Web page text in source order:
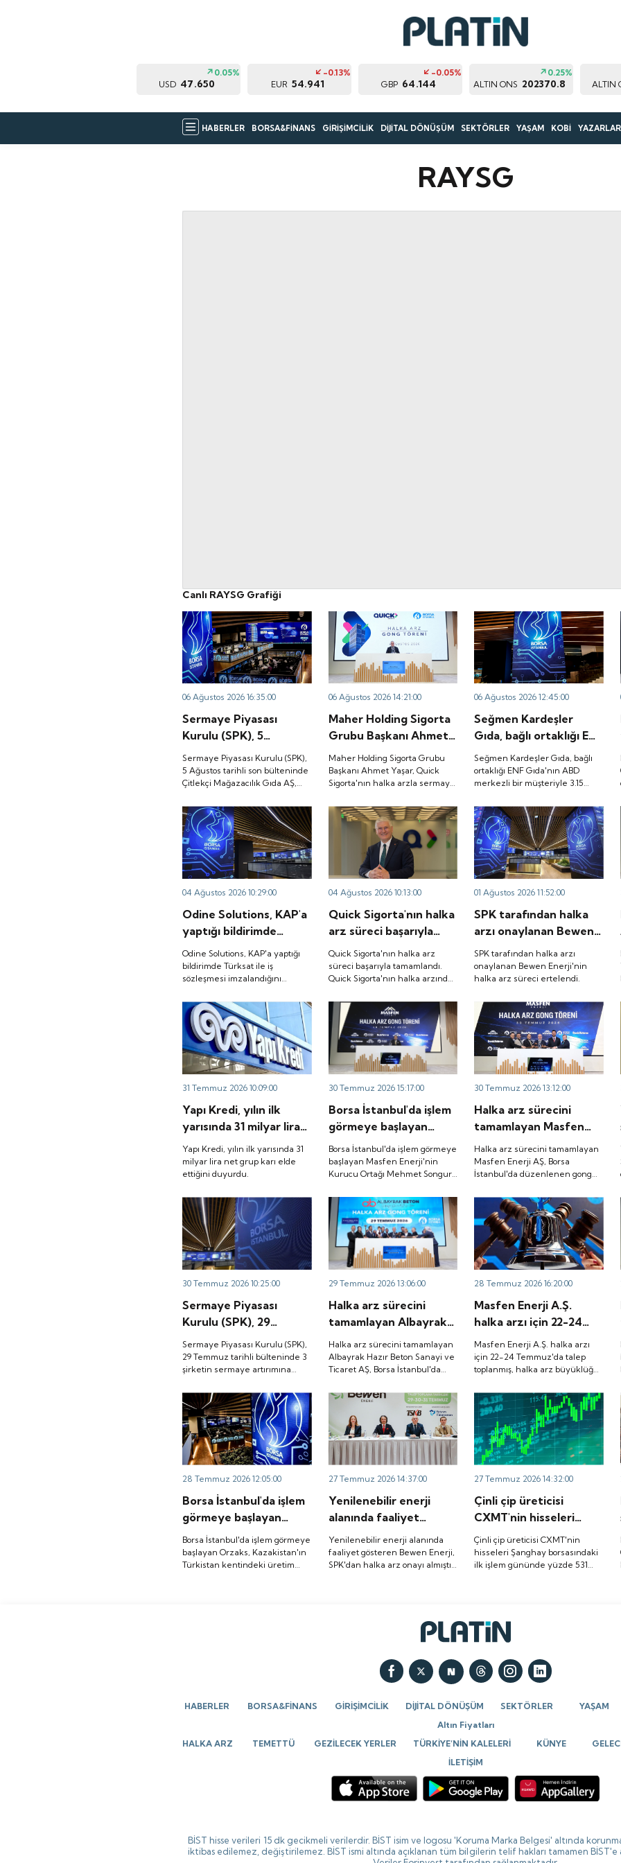
USD 47.650
0.05%
EUR 54.941
-0.13%
GBP 64.144
-0.05%
ALTIN ONS 202370.8
0.25%
ALTIN
HABERLER BORSA&FİNANS GİRİŞİMCİLİK DİJİTAL DÖNÜŞÜM SEKTÖRLER YAŞAM KOBİ YAZARLAR
RAYSG
Canlı RAYSG Grafiği
06 Ağustos 2026 16:35:00
Sermaye Piyasası
Kurulu (SPK), 5
Ağustos tarihli son
bülteninde Çitlekçi
Mağazacılık Gıda AŞ,
Kalıp Plastik Sanayi ve
Ticaret AŞ, Türker
Vangölü Enerji Yatırım
AŞ, Kapeks Kimya
Sanayi AŞ'nin halka
arzlarına onay verdiği
duyurdu.
Sermaye Piyasası Kurulu (SPK),
5 Ağustos tarihli son bülteninde
Çitlekçi Mağazacılık Gıda AŞ,
Plastik Sanayi ve Ticaret AŞ,
Türker Vangölü Enerji Yatırım
AŞ, Kapeks Kimya Sanayi
AŞ'nin halka arzlarına onay
verdiği duyurdu.
06 Ağustos 2026 14:21:00
Maher Holding Sigorta
Grubu Başkanı Ahmet
Yaşar, Quick Sigorta'nın
halka arzla sermaye
yapısını güçlendirmenin
büyüme, şeffaflık,
hesap verebilirlik ve
kurumsal yönetişim
alanlarında yeni bir
döneme girdiğini
belirtti.
Maher Holding Sigorta Grubu
Başkanı Ahmet Yaşar, Quick
Sigorta'nın halka arzla sermaye
sıra sürdürülebilir büyüme,
şeffaflık, hesap verebilirlik ve
kurumsal yönetişim alanlarında
yeni bir döneme girdiğini
06 Ağustos 2026 12:45:00
Seğmen Kardeşler
Gıda, bağlı ortaklığı ENF
Gıda'nın ABD merkezli
bir müşteriyle 3.15
milyon dolarlık ürün
imzaladığını duyurdu.
Seğmen Kardeşler Gıda, bağlı
ortaklığı ENF Gıda'nın ABD
merkezli bir müşteriyle 3.15
sözleşmesi imzaladığını
duyurdu.
04 Ağustos 2026 10:29:00
Odine Solutions, KAP'a
yaptığı bildirimde
Türksat ile iş
sözleşmesi
imzalandığını duyurdu.
Odine Solutions, KAP'a yaptığı
bildirimde Türksat ile iş
sözleşmesi imzalandığını
04 Ağustos 2026 10:13:00
Quick Sigorta'nın halka
arz süreci başarıyla
tamamlandı. Quick
Sigorta'nın halka
arzında bireysel
tutarın yaklaşık 1,31
katı ve yurt içi
kurumsal yatırımcılara
ayrılan tutarın ise 1,07
katı talep geldi. Quick
2026 tarihinde “QUICK”
işlem koduyla Borsa
İstanbul'da işlem
görmeye başlayacak.
Quick Sigorta'nın halka arz
süreci başarıyla tamamlandı.
Quick Sigorta'nın halka arzında
tutarın yaklaşık 1,31 katı ve yurt
içi kurumsal yatırımcılara
ayrılan tutarın ise 1,07 katı talep
geldi. Quick Sigorta, 6 Ağustos
2026 tarihinde “QUICK” işlem
koduyla Borsa İstanbul'da işlem
01 Ağustos 2026 11:52:00
SPK tarafından halka
arzı onaylanan Bewen
Enerji'nin halka arz
süreci ertelendi.
SPK tarafından halka arzı
onaylanan Bewen Enerji'nin
halka arz süreci ertelendi.
31 Temmuz 2026 10:09:00
Yapı Kredi, yılın ilk
yarısında 31 milyar lira
net grup karı elde
ettiğini duyurdu.
Yapı Kredi, yılın ilk yarısında 31
milyar lira net grup karı elde
ettiğini duyurdu.
30 Temmuz 2026 15:17:00
Borsa İstanbul'da işlem
görmeye başlayan
Masfen Enerji'nin
Kurucu Ortağı Mehmet
Songur, şirketin yatırım
Borsa İstanbul'da işlem görmeye
başlayan Masfen Enerji'nin
Kurucu Ortağı Mehmet Songur,
30 Temmuz 2026 13:12:00
Halka arz sürecini
tamamlayan Masfen
Enerji AŞ, Borsa
İstanbul'da düzenlenen
gong töreniyle
görmeye başladı.
Halka arz sürecini tamamlayan
Masfen Enerji AŞ, Borsa
İstanbul'da düzenlenen gong
işlem görmeye başladı.
30 Temmuz 2026 10:25:00
Sermaye Piyasası
Kurulu (SPK), 29
Temmuz tarihli
bülteninde 3 şirketin
sermaye artırımına
Sermaye Piyasası Kurulu (SPK),
29 Temmuz tarihli bülteninde 3
şirketin sermaye artırımına
29 Temmuz 2026 13:06:00
Halka arz sürecini
tamamlayan Albayrak
Hazır Beton Sanayi ve
Ticaret AŞ, Borsa
İstanbul'da düzenlenen
"ALBTN" koduyla işlem
görmeye başladı.
Halka arz sürecini tamamlayan
Albayrak Hazır Beton Sanayi ve
Ticaret AŞ, Borsa İstanbul'da
"ALBTN" koduyla işlem görmeye
28 Temmuz 2026 16:20:00
Masfen Enerji A.Ş.
halka arzı için 22-24
Temmuz'da talep
toplanmış, halka arz
büyüklüğü
olarak gerçekleşmişti.
Peki, şirket payları ne
zaman borsada işlem
görecek?
Masfen Enerji A.Ş. halka arzı
için 22-24 Temmuz'da talep
toplanmış, halka arz büyüklüğü
gerçekleşmişti. Peki, şirket
payları ne zaman borsada işlem
görecek?
28 Temmuz 2026 12:05:00
Borsa İstanbul'da işlem
görmeye başlayan
Orzaks, Kazakistan'ın
Türkistan kentindeki
üretim tesisi
Borsa İstanbul'da işlem görmeye
başlayan Orzaks, Kazakistan'ın
Türkistan kentindeki üretim
27 Temmuz 2026 14:37:00
Yenilenebilir enerji
alanında faaliyet
gösteren Bewen Enerji,
SPK'dan halka arz
onayı almıştı. Halka arz
Yenilenebilir enerji alanında
faaliyet gösteren Bewen Enerji,
SPK'dan halka arz onayı almıştı.
27 Temmuz 2026 14:32:00
Çinli çip üreticisi
CXMT'nin hisseleri
Şanghay borsasındaki
ilk işlem gününde
yüzde 531 oranında
Çinli çip üreticisi CXMT'nin
hisseleri Şanghay borsasındaki
ilk işlem gününde yüzde 531
HABERLER BORSA&FİNANS GİRİŞİMCİLİK DİJİTAL DÖNÜŞÜM SEKTÖRLER YAŞAM
Altın Fiyatları
HALKA ARZ
TEMETTÜ GEZİLECEK YERLER TÜRKİYE’NİN KALELERİ KÜNYE
İLETİŞİM
BİST hisse verileri 15 dk gecikmeli verilerdir. BİST isim ve logosu 'Koruma Marka Belgesi' altında
iktibas edilemez, değiştirilemez. BİST ismi altında açıklanan tüm bilgilerin telif hakları tamamen